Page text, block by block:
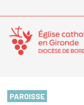
PAROISSE